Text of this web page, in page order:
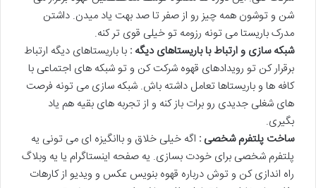
شن و توشون همه چیز رو از صفر تا صد بهت یاد میدن. داشتن
مدرک باریستا می تونه رزومه تو خیلی قوی تر کنه.
شبکه سازی و ارتباط با باریستاهای دیگه : با باریستاهای دیگه ارتباط
برقرار کن تو رویدادهای قهوه شرکت کن و تو شبکه های اجتماعی با
کافه ها و باریستاها تعامل داشته باش. شبکه سازی می تونه فرصت
های شغلی جدیدی رو برات باز کنه و از تجربه های بقیه هم یاد
بگیری.
ساخت پلتفرم شخصی : اگه خیلی خلاق و باانگیزه ای می تونی یه
پلتفرم شخصی برای خودت بسازی. یه صفحه اینستاگرام یا یه وبلاگ
راه اندازی کن و توش درباره قهوه بنویس عکس و ویدیو از کارهات